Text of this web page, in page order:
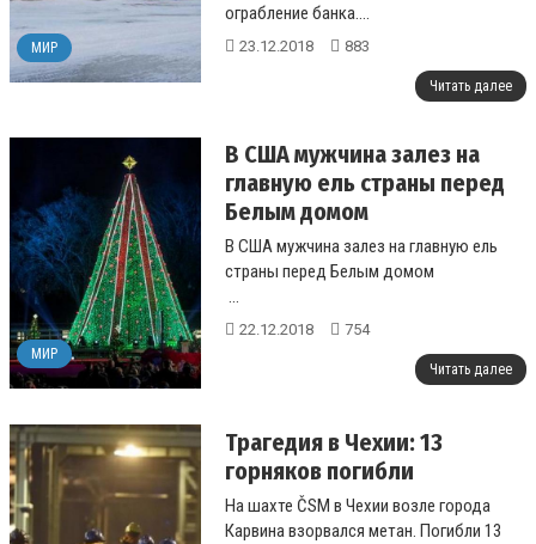
МИР
ограбление банка....
23.12.2018 883
Читать далее
МИР
В США мужчина залез на
главную ель страны перед
Белым домом
В США мужчина залез на главную ель
страны перед Белым домом
...
22.12.2018 754
Читать далее
Трагедия в Чехии: 13
горняков погибли
На шахте ČSM в Чехии возле города
Карвина взорвался метан. Погибли 13